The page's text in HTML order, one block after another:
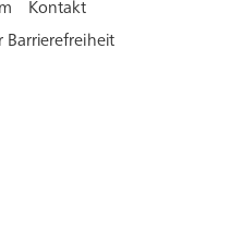
Kontakt
Barrierefreiheit